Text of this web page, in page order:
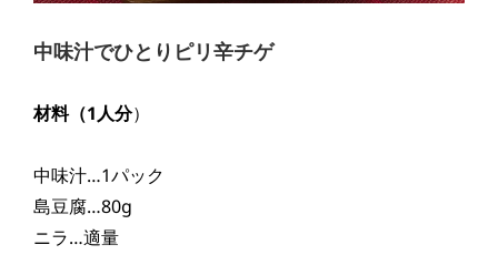
中味汁でひとりピリ辛チゲ
材料（1人分）
中味汁…1パック
島豆腐…80g
ニラ…適量